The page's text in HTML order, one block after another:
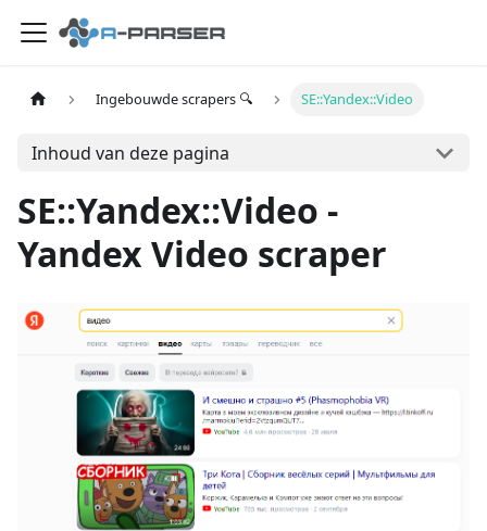
Ingebouwde scrapers 🔍 SE::Yandex::Video
Inhoud van deze pagina
SE::Yandex::Video -
Yandex Video scraper